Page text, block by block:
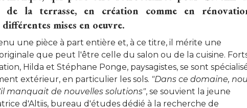
de la terrasse, en création comme en
mises en oeuvre.
une pièce à part entière et, à ce titre, il mérite une
que peut l'être celle du salon ou de la cuisine.
Hilda et Stéphane Ponge, paysagistes, se sont
extérieur, en particulier les sols. "Dans ce domaine,
manquait de nouvelles solutions", se souvient la jeune
d'Altiis, bureau d'études dédié à la recherche de